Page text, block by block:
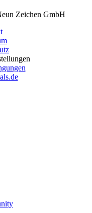
Zeichen GmbH